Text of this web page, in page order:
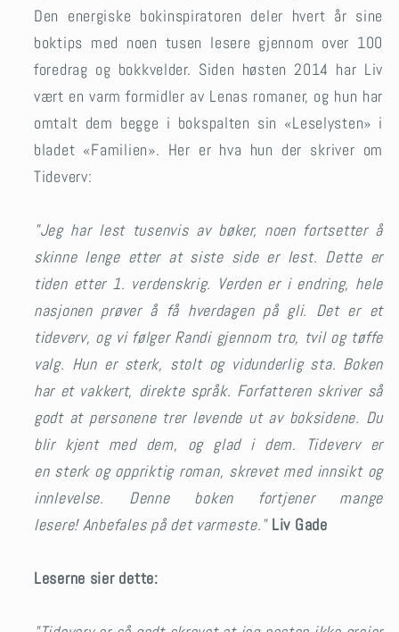
Den energiske bokinspiratoren deler hvert år sine
boktips med noen tusen lesere gjennom over 100
foredrag og bokkvelder. Siden høsten 2014 har Liv
vært en varm formidler av Lenas romaner, og hun har
omtalt dem begge i bokspalten sin «Leselysten» i
bladet «Familien». Her er hva hun der skriver om
Tideverv:
"Jeg har lest tusenvis av bøker, noen fortsetter å
skinne lenge etter at siste side er lest. Dette er
tiden etter 1. verdenskrig. Verden er i endring, hele
nasjonen prøver å få hverdagen på gli. Det er et
tideverv, og vi følger Randi gjennom tro, tvil og tøffe
valg. Hun er sterk, stolt og vidunderlig sta. Boken
har et vakkert, direkte språk. Forfatteren skriver så
godt at personene trer levende ut av boksidene. Du
blir kjent med dem, og glad i dem. Tideverv er
en sterk og oppriktig roman, skrevet med innsikt og
innlevelse. Denne boken fortjener mange
lesere! Anbefales på det varmeste." Liv Gade
Leserne sier dette: